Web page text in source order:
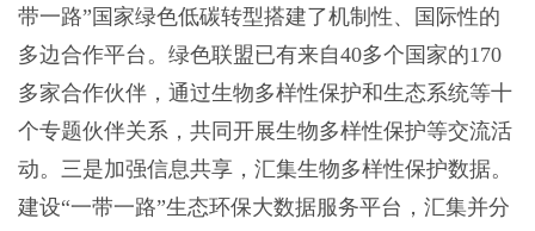
带一路”国家绿色低碳转型搭建了机制性、国际性的
多边合作平台。绿色联盟已有来自40多个国家的170
多家合作伙伴，通过生物多样性保护和生态系统等十
个专题伙伴关系，共同开展生物多样性保护等交流活
动。三是加强信息共享，汇集生物多样性保护数据。
建设“一带一路”生态环保大数据服务平台，汇集并分